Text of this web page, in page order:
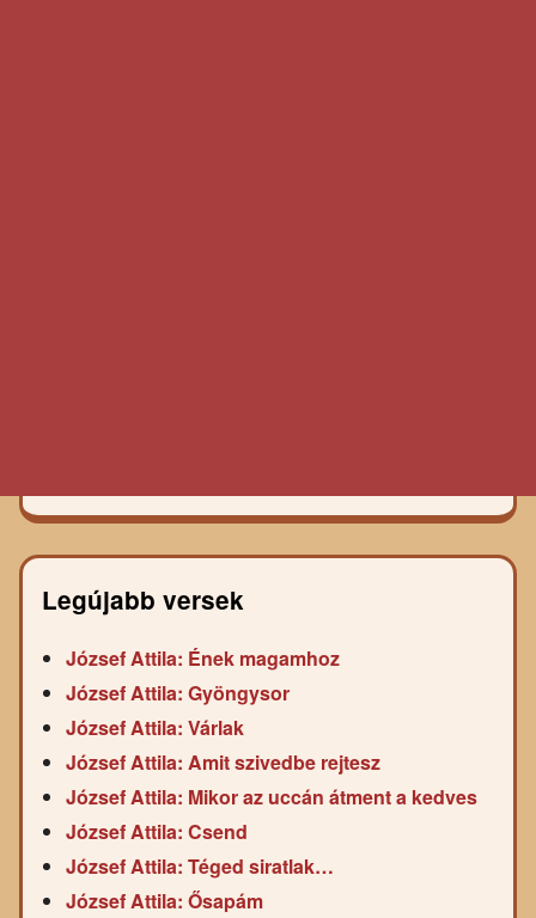
Legújabb versek
József Attila: Ének magamhoz
József Attila: Gyöngysor
József Attila: Várlak
József Attila: Amit szivedbe rejtesz
József Attila: Mikor az uccán átment a kedves
József Attila: Csend
József Attila: Téged siratlak…
József Attila: Ősapám